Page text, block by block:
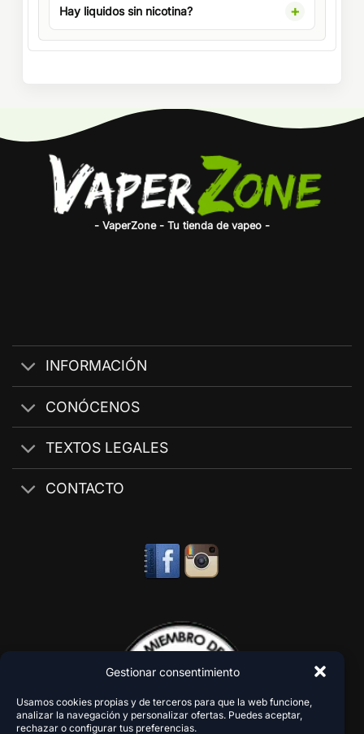
Gestionar consentimiento
Usamos cookies propias y de terceros para que la web funcione,
analizar la navegación y personalizar ofertas. Puedes aceptar,
rechazar o configurar tus preferencias.
Hay liquidos sin nicotina?
- VaperZone - Tu tienda de vapeo -
INFORMACIÓN
CONÓCENOS
TEXTOS LEGALES
CONTACTO